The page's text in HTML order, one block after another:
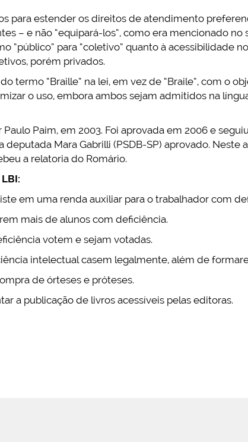
para estender os direitos de atendimento
– e não “equipará-los”, como era mencionado no
“público” para “coletivo” quanto à acessibilidade
porém privados.
termo “Braille” na lei, em vez de “Braile”, com o
o uso, embora ambos sejam admitidos na
Paim, em 2003. Foi aprovada em 2006 e
Mara Gabrilli (PSDB-SP) aprovado. Neste
a relatoria do Romário.
em uma renda auxiliar para o trabalhador com
mais de alunos com deficiência.
votem e sejam votadas.
intelectual casem legalmente, além de
de órteses e próteses.
a publicação de livros acessíveis pelas editoras.